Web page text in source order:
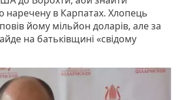
в Карпатах. Хлопець
йому мільйон доларів, але за
на батьківщині «свідому